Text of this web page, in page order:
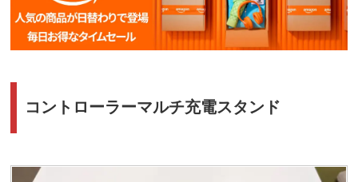
コントローラーマルチ充電スタンド